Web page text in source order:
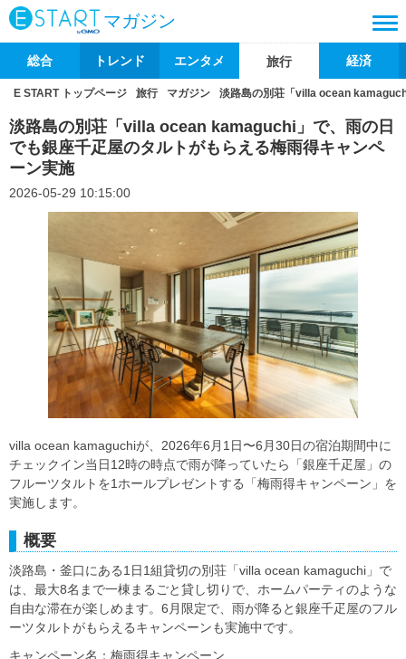
マガジン
総合 トレンド エンタメ 旅行 経済
E START トップページ 旅行 マガジン 淡路島の別荘「villa ocean
淡路島の別荘「villa ocean kamaguchi」で、雨の日
でも銀座千疋屋のタルトがもらえる梅雨得キャンペ
ーン実施
2026-05-29 10:15:00
villa ocean kamaguchiが、2026年6月1日〜6月30日の宿泊期間中に
チェックイン当日12時の時点で雨が降っていたら「銀座千疋屋」の
フルーツタルトを1ホールプレゼントする「梅雨得キャンペーン」を
実施します。
概要
淡路島・釜口にある1日1組貸切の別荘「villa ocean kamaguchi」で
は、最大8名まで一棟まるごと貸し切りで、ホームパーティのような
自由な滞在が楽しめます。6月限定で、雨が降ると銀座千疋屋のフル
ーツタルトがもらえるキャンペーンも実施中です。
キャンペーン名：梅雨得キャンペーン